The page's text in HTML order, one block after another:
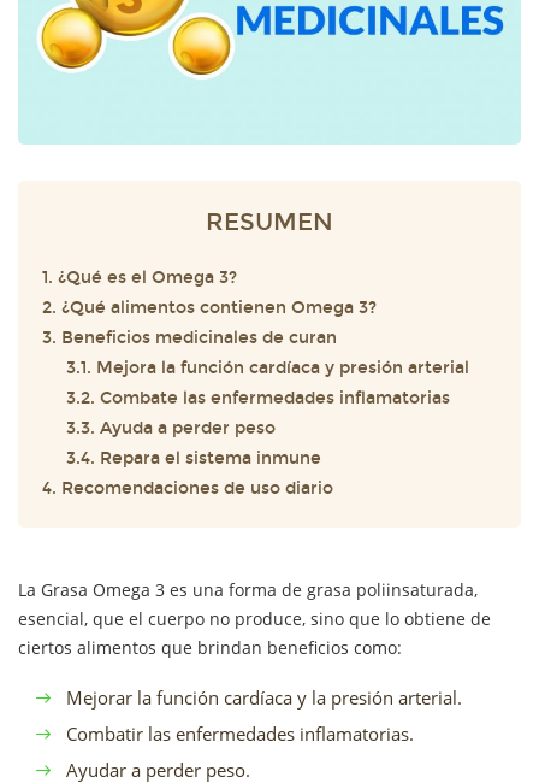
RESUMEN
1. ¿Qué es el Omega 3?
2. ¿Qué alimentos contienen Omega 3?
3. Beneficios medicinales de curan
3.1. Mejora la función cardíaca y presión arterial
3.2. Combate las enfermedades inflamatorias
3.3. Ayuda a perder peso
3.4. Repara el sistema inmune
4. Recomendaciones de uso diario
La Grasa Omega 3 es una forma de grasa poliinsaturada,
esencial, que el cuerpo no produce, sino que lo obtiene de
ciertos alimentos que brindan beneficios como:
Mejorar la función cardíaca y la presión arterial.
Combatir las enfermedades inflamatorias.
Ayudar a perder peso.